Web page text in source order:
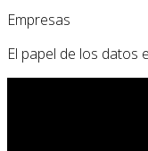
Empresas
El papel de los datos